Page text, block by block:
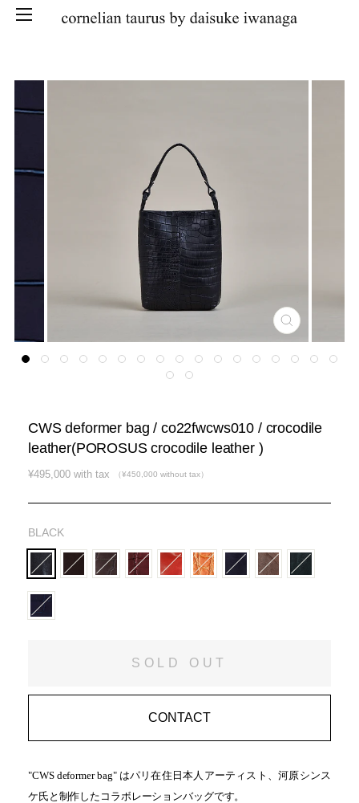
SKIP
CLOSE
CWS deformer bag / co22fwcws010 / crocodile
leather(POROSUS crocodile leather )
通
価
¥495,000 with tax （¥450,000 without tax）
BLACK
SOLD OUT
CONTACT
"CWS deformer bag" はパリ在住日本人アーティスト、河原シンス
ケ氏と制作したコラボレーションバッグです。